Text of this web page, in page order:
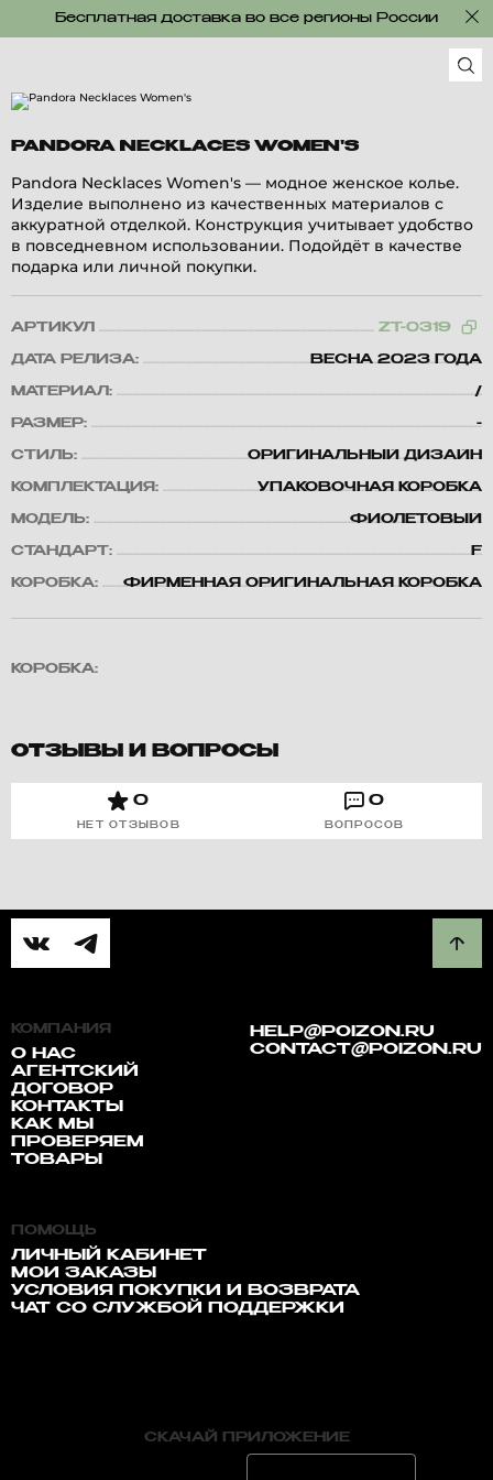
Бесплатная доставка во все регионы России
PANDORA NECKLACES WOMEN'S
Pandora Necklaces Women's — модное женское колье.
Изделие выполнено из качественных материалов с
аккуратной отделкой. Конструкция учитывает удобство
в повседневном использовании. Подойдёт в качестве
подарка или личной покупки.
АРТИКУЛ ZT-0319
ДАТА РЕЛИЗА: ВЕСНА 2023 ГОДА
МАТЕРИАЛ: /
РАЗМЕР: -
СТИЛЬ: ОРИГИНАЛЬНЫЙ ДИЗАЙН
КОМПЛЕКТАЦИЯ: УПАКОВОЧНАЯ КОРОБКА
МОДЕЛЬ: ФИОЛЕТОВЫЙ
СТАНДАРТ: F
КОРОБКА: ФИРМЕННАЯ ОРИГИНАЛЬНАЯ КОРОБКА
КОРОБКА:
ОТЗЫВЫ И ВОПРОСЫ
0
НЕТ ОТЗЫВОВ
0
ВОПРОСОВ
КОМПАНИЯ
О НАС
АГЕНТСКИЙ
ДОГОВОР
КОНТАКТЫ
КАК МЫ
ПРОВЕРЯЕМ
ТОВАРЫ
HELP@POIZON.RU
CONTACT@POIZON.RU
ПОМОЩЬ
ЛИЧНЫЙ КАБИНЕТ
МОИ ЗАКАЗЫ
УСЛОВИЯ ПОКУПКИ И ВОЗВРАТА
ЧАТ СО СЛУЖБОЙ ПОДДЕРЖКИ
СКАЧАЙ ПРИЛОЖЕНИЕ